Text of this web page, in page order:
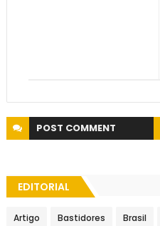
POST COMMENT
EDITORIAL
Artigo Bastidores Brasil